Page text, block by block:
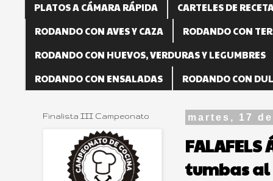
PLATOS A CÁMARA RÁPIDA
CARTELES DE
RODANDO CON AVES Y CAZA
RODANDO CON
RODANDO CON HUEVOS, VERDURAS Y LEGUMBRES
RODANDO CON ENSALADAS
RODANDO CON
martes, 17
FALAFELS
tumbas al
Finalista III Campeonato